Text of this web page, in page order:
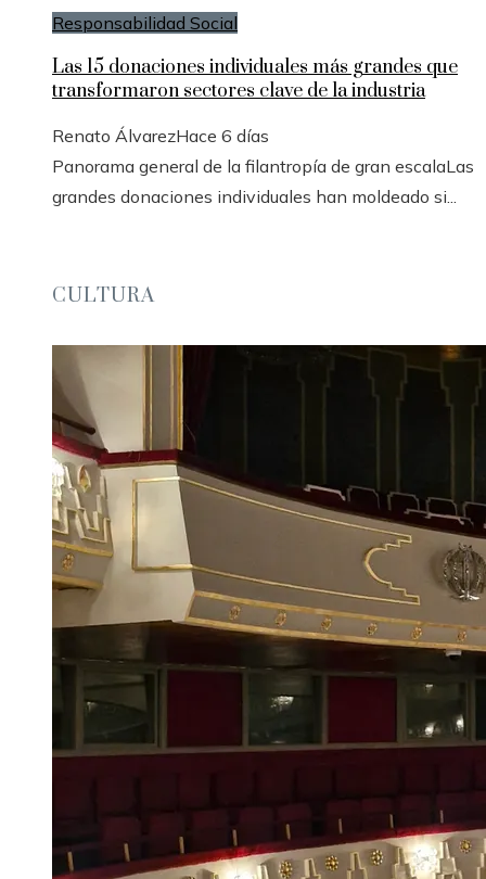
Responsabilidad Social
Las 15 donaciones individuales más grandes que
transformaron sectores clave de la industria
Renato ÁlvarezHace 6 días
Panorama general de la filantropía de gran escalaLas
grandes donaciones individuales han moldeado si...
CULTURA